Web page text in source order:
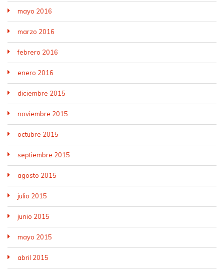
mayo 2016
marzo 2016
febrero 2016
enero 2016
diciembre 2015
noviembre 2015
octubre 2015
septiembre 2015
agosto 2015
julio 2015
junio 2015
mayo 2015
abril 2015